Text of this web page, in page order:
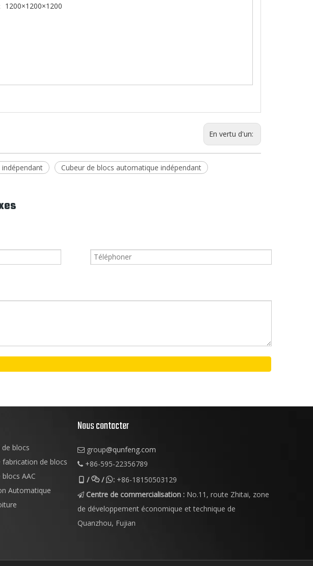
1200×1200×1200
En vertu d'un:
Cubeur de blocs automatique indépendant
blocs
de blocs
AAC
Automatique
Nous contacter
 group@qunfeng.com
 +86-595-22356789
 //: +86-18150503129
 Centre de commercialisation : No.11, route Zhitai, zone
de développement économique et technique de
Quanzhou, Fujian